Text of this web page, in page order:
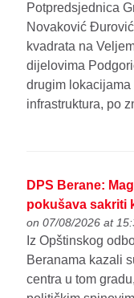
Potpredsjednica
Novaković
kvadrata na
dijelovima
drugim
infrastruktura, po
DPS Berane:
pokušava sakriti
on 07/08/2026 at
Iz Opštinskog
Beranama kazali
centra u tom